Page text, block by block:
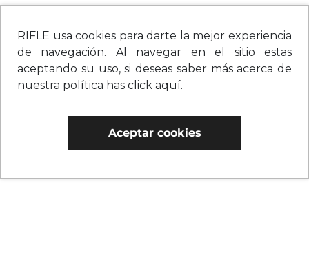
RIFLE usa cookies para darte la mejor experiencia
de navegación. Al navegar en el sitio estas
aceptando su uso, si deseas saber más acerca de
nuestra política has click aquí.
Aceptar cookies